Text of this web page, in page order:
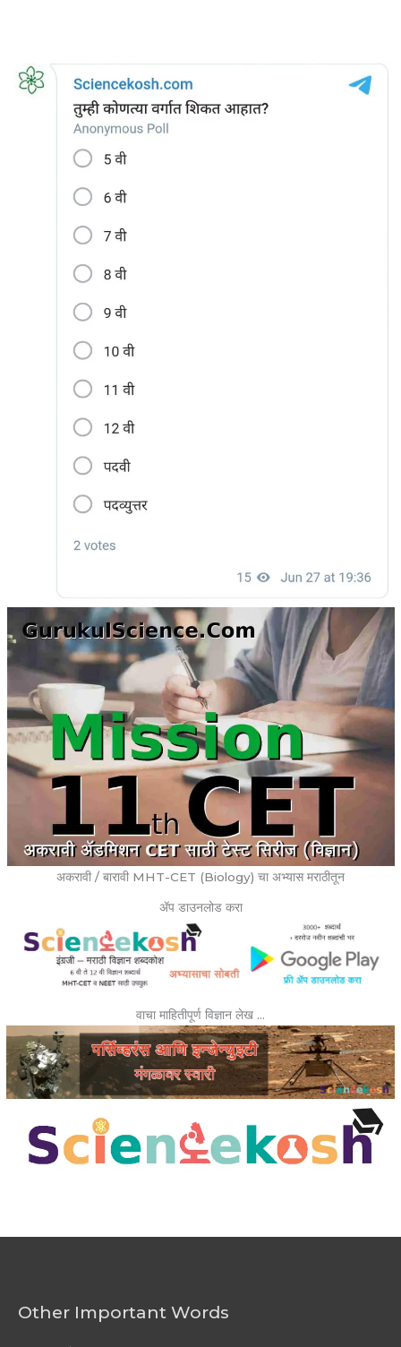
अकरावी / बारावी MHT-CET (Biology) चा अभ्यास मराठीतून
ॲप डाउनलोड करा
वाचा माहितीपूर्ण विज्ञान लेख …
Other Important Words